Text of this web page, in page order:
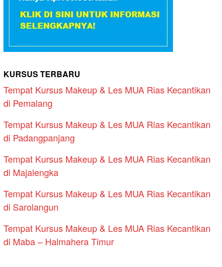
KURSUS TERBARU
Tempat Kursus Makeup & Les MUA Rias Kecantikan
di Pemalang
Tempat Kursus Makeup & Les MUA Rias Kecantikan
di Padangpanjang
Tempat Kursus Makeup & Les MUA Rias Kecantikan
di Majalengka
Tempat Kursus Makeup & Les MUA Rias Kecantikan
di Sarolangun
Tempat Kursus Makeup & Les MUA Rias Kecantikan
di Maba – Halmahera Timur